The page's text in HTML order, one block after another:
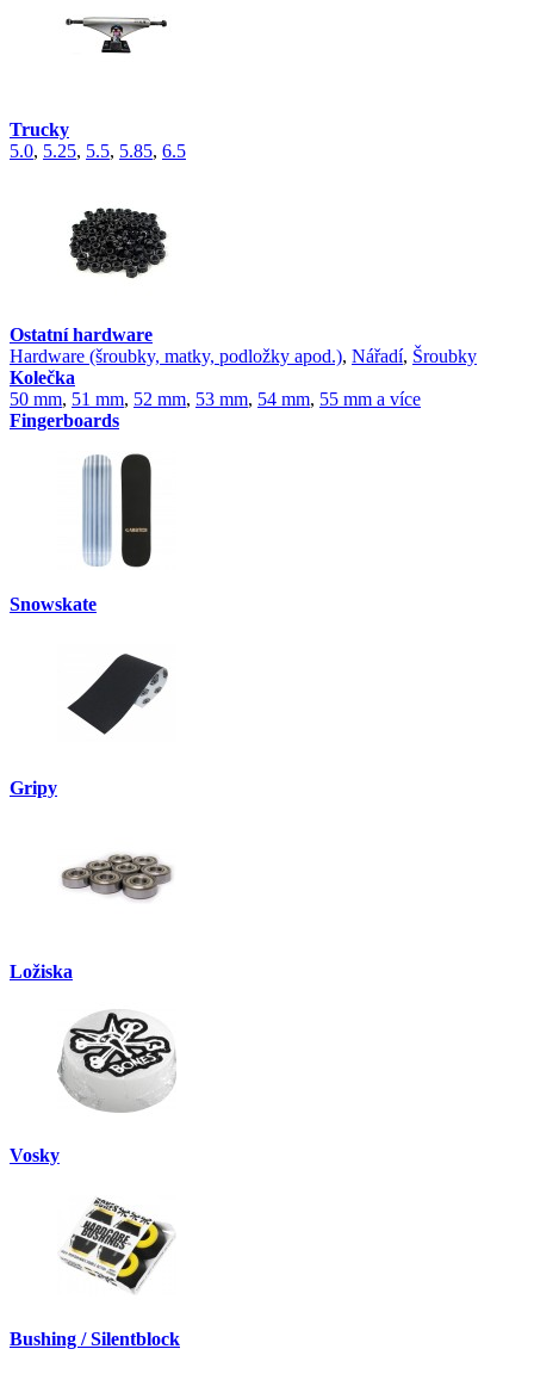
Trucky
5.0, 5.25, 5.5, 5.85, 6.5
Ostatní hardware
Hardware (šroubky, matky, podložky apod.), Nářadí, Šroubky
Kolečka
50 mm, 51 mm, 52 mm, 53 mm, 54 mm, 55 mm a více
Fingerboards
Snowskate
Gripy
Ložiska
Vosky
Bushing / Silentblock